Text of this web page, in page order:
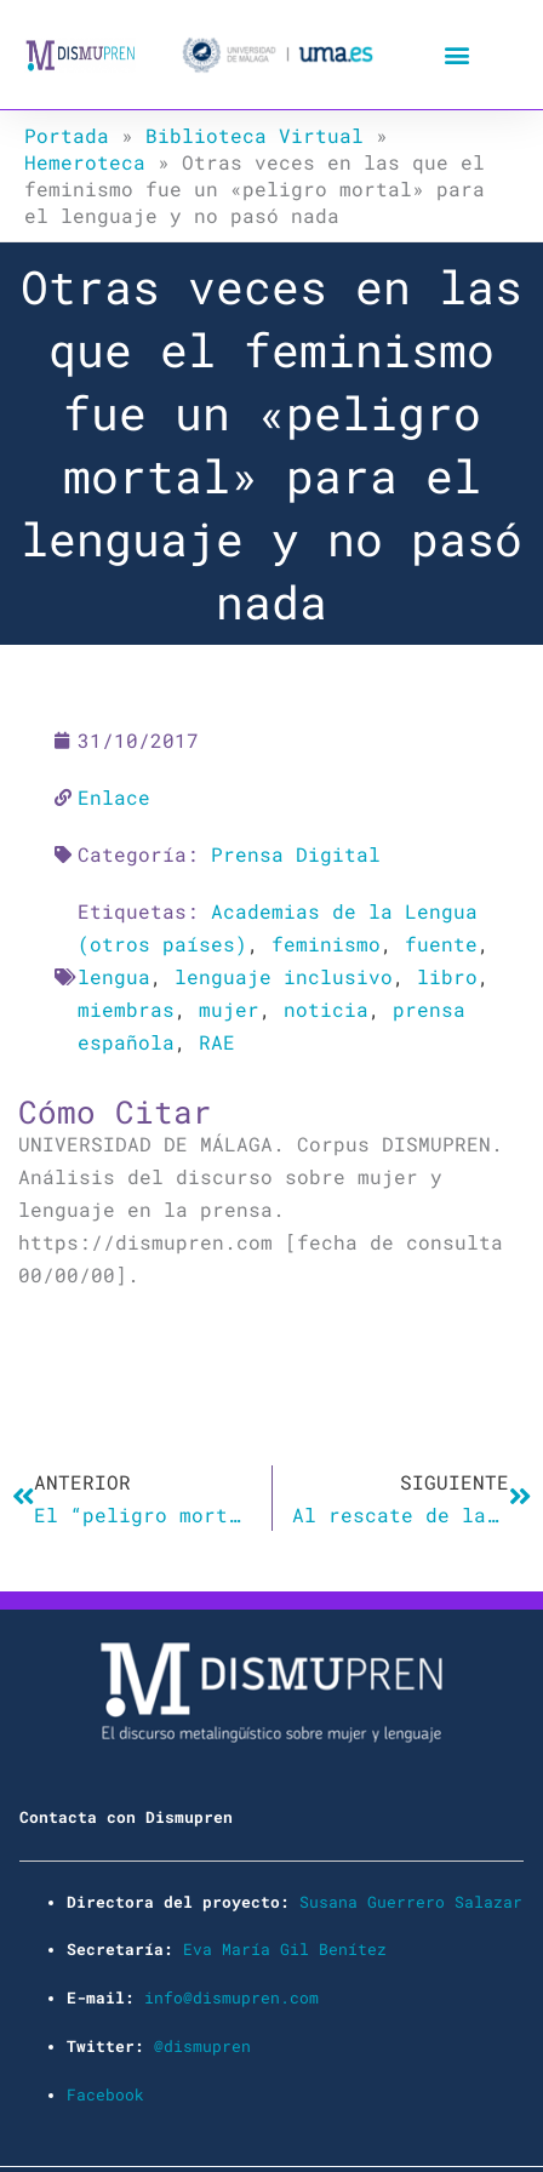
Portada » Biblioteca Virtual »
Hemeroteca » Otras veces en las que el
feminismo fue un «peligro mortal» para
el lenguaje y no pasó nada
Otras veces en las
que el feminismo
fue un «peligro
mortal» para el
lenguaje y no pasó
nada
31/10/2017
Enlace
Categoría: Prensa Digital
Etiquetas: Academias de la Lengua
(otros países) , feminismo, fuente,
lengua, lenguaje inclusivo, libro,
miembras, mujer, noticia, prensa
española, RAE
Cómo Citar
UNIVERSIDAD DE MÁLAGA. Corpus DISMUPREN.
Análisis del discurso sobre mujer y
lenguaje en la prensa.
https://dismupren.com [fecha de consulta
00/00/00].
ANTERIOR
El “peligro mortal” de la gramática feminista
SIGUIENTE
Al rescate de la lengua (de privilegios patriarcales, en realidad)
Contacta con Dismupren
Directora del proyecto: Susana Guerrero Salazar
Secretaría: Eva María Gil Benítez
E-mail: info@dismupren.com
Twitter: @dismupren
Facebook